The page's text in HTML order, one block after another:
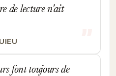
de lecture n'ait
font toujours de